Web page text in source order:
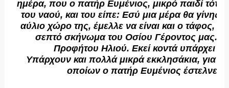
ημέρα, που ο πατήρ Ευμένιος, μικρό παιδί τότε,
του ναού, και του είπε: Εσύ μια μέρα θα γίνης
αύλιο χώρο της, έμελλε να είναι και ο τάφος,
σεπτό σκήνωμα του Οσίου Γέροντος μας. Η
Προφήτου Ηλιού. Εκεί κοντά υπάρχει
Υπάρχουν και πολλά μικρά εκκλησάκια, για
οποίων ο πατήρ Ευμένιος έστελνε